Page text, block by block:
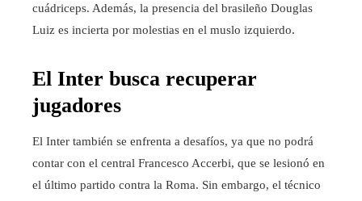
cuádriceps. Además, la presencia del brasileño Douglas
Luiz es incierta por molestias en el muslo izquierdo.
El Inter busca recuperar
jugadores
El Inter también se enfrenta a desafíos, ya que no podrá
contar con el central Francesco Accerbi, que se lesionó en
el último partido contra la Roma. Sin embargo, el técnico